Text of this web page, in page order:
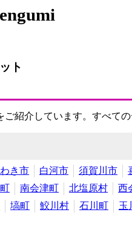
engumi
ト
紹介しています。すべて
き市 白河市 須賀川市
南会津町 北塩原村 西
塙町 鮫川村 石川町 玉